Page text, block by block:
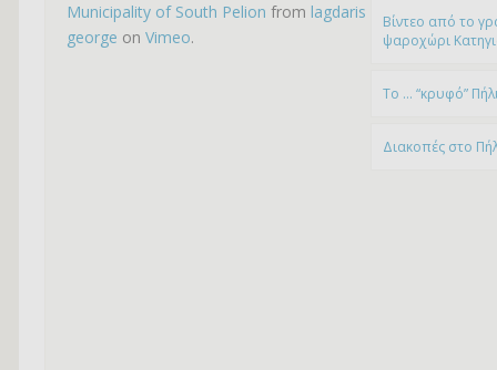
Municipality of South Pelion from lagdaris
george on Vimeo.
Βίντεο από το
ψαροχώρι
To … “κρυφό”
Διακοπές στο